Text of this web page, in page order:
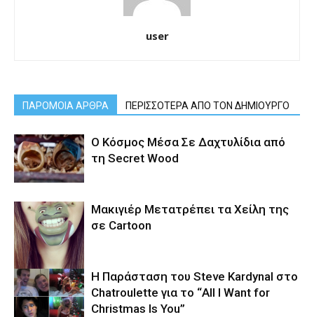
user
ΠΑΡΟΜΟΙΑ ΑΡΘΡΑ ΠΕΡΙΣΣΟΤΕΡΑ ΑΠΟ ΤΟΝ ΔΗΜΙΟΥΡΓΟ
Ο Κόσμος Μέσα Σε Δαχτυλίδια από
τη Secret Wood
Μακιγιέρ Μετατρέπει τα Χείλη της
σε Cartoon
Η Παράσταση του Steve Kardynal στο
Chatroulette για το “All I Want for
Christmas Is You”